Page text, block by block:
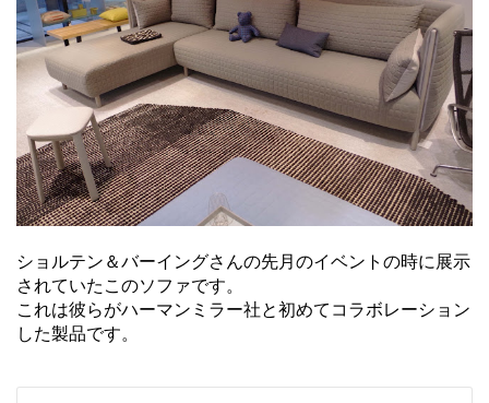
ショルテン＆バーイングさんの先月のイベントの時に展示
されていたこのソファです。
これは彼らがハーマンミラー社と初めてコラボレーション
した製品です。